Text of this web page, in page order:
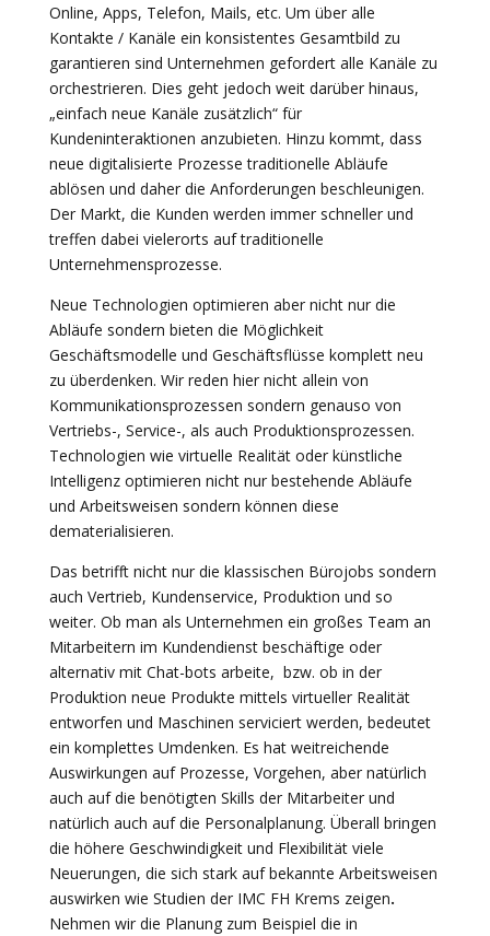
Online, Apps, Telefon, Mails, etc. Um über alle
Kontakte / Kanäle ein konsistentes Gesamtbild zu
garantieren sind Unternehmen gefordert alle Kanäle zu
orchestrieren. Dies geht jedoch weit darüber hinaus,
„einfach neue Kanäle zusätzlich“ für
Kundeninteraktionen anzubieten. Hinzu kommt, dass
neue digitalisierte Prozesse traditionelle Abläufe
ablösen und daher die Anforderungen beschleunigen.
Der Markt, die Kunden werden immer schneller und
treffen dabei vielerorts auf traditionelle
Unternehmensprozesse.
Neue Technologien optimieren aber nicht nur die
Abläufe sondern bieten die Möglichkeit
Geschäftsmodelle und Geschäftsflüsse komplett neu
zu überdenken. Wir reden hier nicht allein von
Kommunikationsprozessen sondern genauso von
Vertriebs-, Service-, als auch Produktionsprozessen.
Technologien wie virtuelle Realität oder künstliche
Intelligenz optimieren nicht nur bestehende Abläufe
und Arbeitsweisen sondern können diese
dematerialisieren.
Das betrifft nicht nur die klassischen Bürojobs sondern
auch Vertrieb, Kundenservice, Produktion und so
weiter. Ob man als Unternehmen ein großes Team an
Mitarbeitern im Kundendienst beschäftige oder
alternativ mit Chat-bots arbeite, bzw. ob in der
Produktion neue Produkte mittels virtueller Realität
entworfen und Maschinen serviciert werden, bedeutet
ein komplettes Umdenken. Es hat weitreichende
Auswirkungen auf Prozesse, Vorgehen, aber natürlich
auch auf die benötigten Skills der Mitarbeiter und
natürlich auch auf die Personalplanung. Überall bringen
die höhere Geschwindigkeit und Flexibilität viele
Neuerungen, die sich stark auf bekannte Arbeitsweisen
auswirken wie Studien der IMC FH Krems zeigen.
Nehmen wir die Planung zum Beispiel die in